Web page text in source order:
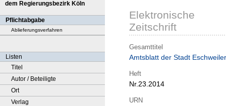
dem Regierungsbezirk Köln
Pflichtabgabe
Ablieferungsverfahren
Listen
Titel
Autor / Beteiligte
Ort
Verlag
Elektronische
Zeitschrift
Gesamttitel
Amtsblatt der Stadt Eschweiler
Heft
Nr.23.2014
URN